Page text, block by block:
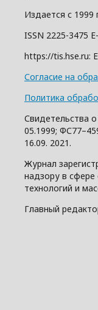
Издается с 1999
ISSN 2225-3475
https://tis.hse.ru:
Согласие на
Политика
Свидетельства
05.1999;
16.09. 2021.
Журнал
надзору в
технологий и
Главный